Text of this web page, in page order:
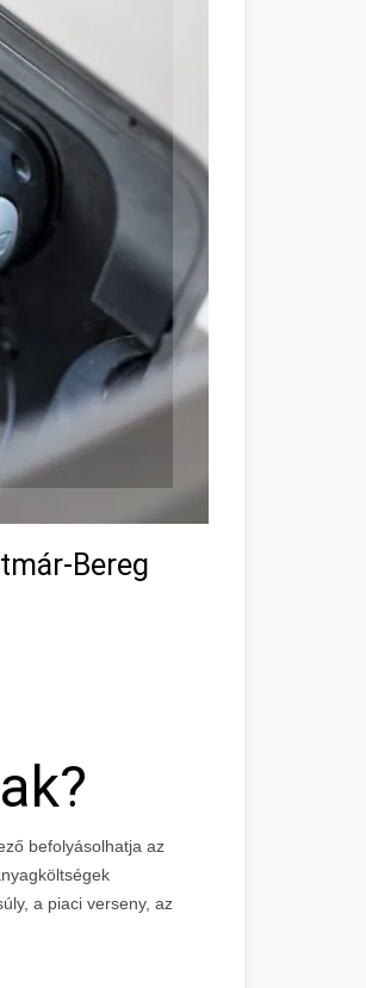
Bereg
befolyásolhatja az
a piaci verseny, az